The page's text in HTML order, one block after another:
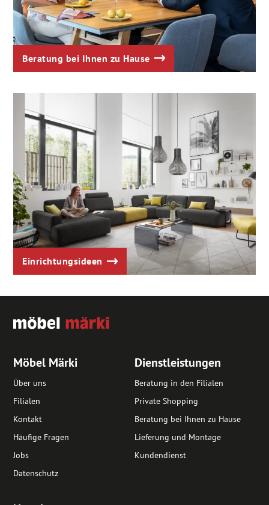
Beratung bei Ihnen zu Hause
Einrichtungsideen
Möbel Märki
Über uns
Filialen
Kontakt
Häufige Fragen
Jobs
Datenschutz
Dienstleistungen
Beratung in den Filialen
Private Shopping
Beratung bei Ihnen zu Hause
Lieferung und Montage
Kundendienst